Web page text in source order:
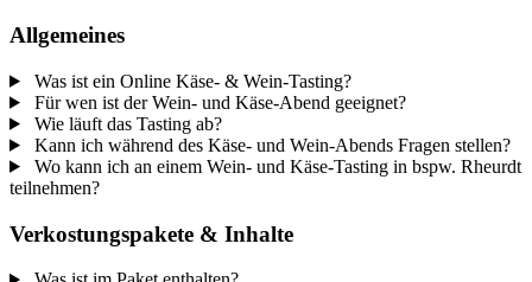
Allgemeines
Was ist ein Online Käse- & Wein-Tasting?
Für wen ist der Wein- und Käse-Abend geeignet?
Wie läuft das Tasting ab?
Kann ich während des Käse- und Wein-Abends Fragen stellen?
Wo kann ich an einem Wein- und Käse-Tasting in bspw. Rheurdt
teilnehmen?
Verkostungspakete & Inhalte